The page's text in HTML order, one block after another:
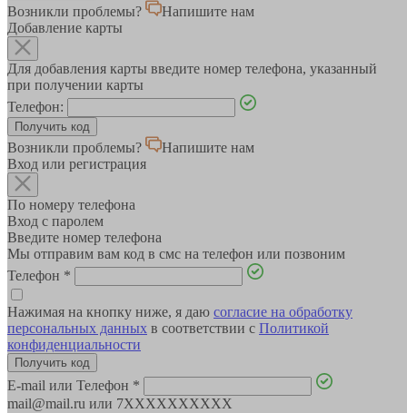
Возникли проблемы?
Напишите нам
Добавление карты
Для добавления карты введите номер телефона, указанный
при получении карты
Телефон:
Возникли проблемы?
Напишите нам
Вход или регистрация
По номеру телефона
Вход с паролем
Введите номер телефона
Мы отправим вам код в смс на телефон или позвоним
Телефон *
Нажимая на кнопку ниже, я даю согласие на обработку
персональных данных в соответствии с Политикой
конфиденциальности
E-mail или Телефон *
mail@mail.ru или 7XXXXXXXXXX